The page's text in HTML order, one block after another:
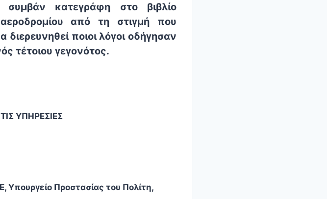
συμβάν κατεγράφη στο βιβλίο
από τη στιγμή που
ποιοι λόγοι οδήγησαν
τέτοιου γεγονότος.
ΥΠΗΡΕΣΙΕΣ
Υπουργείο Προστασίας του Πολίτη,